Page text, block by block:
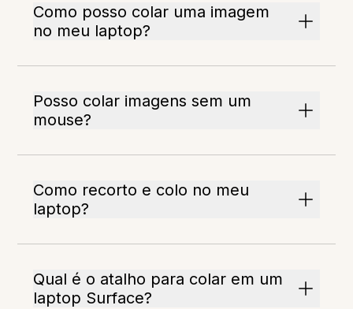
Como posso colar uma imagem
no meu laptop?
Posso colar imagens sem um
mouse?
Como recorto e colo no meu
laptop?
Qual é o atalho para colar em um
laptop Surface?